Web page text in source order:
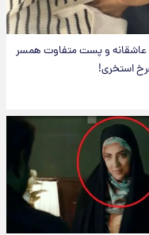
و پست متفاوت همسر
استخری!